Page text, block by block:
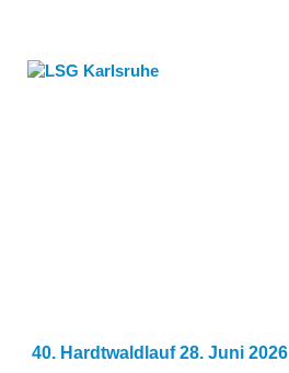
40. Hardtwaldlauf 28. Juni 2026